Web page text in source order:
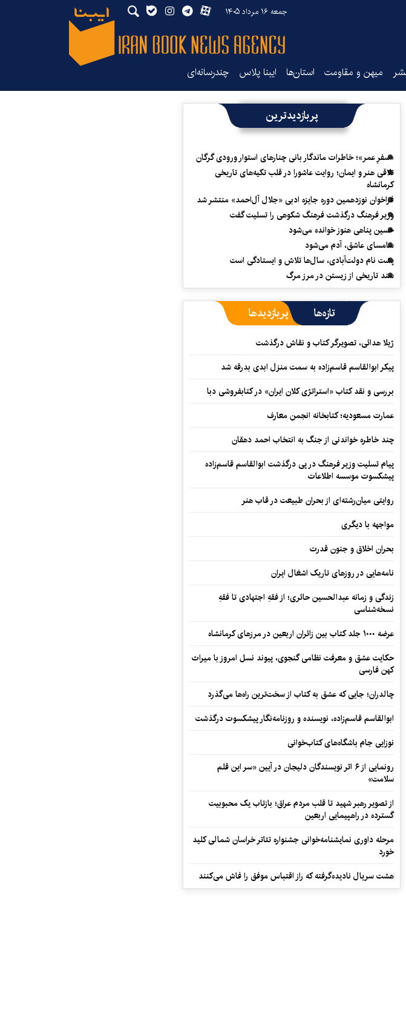
جمعه ۱۶ مرداد ۱۴۰۵
میهن و مقاومت استان‌ها ایبنا پلاس چندرسانه‌ای
پربازدیدترین
«سفرِ عمر»؛ خاطرات ماندگار بانی چنارهای استوار ورودی گرگان
تلاقی هنر و ایمان؛ روایت عاشورا در قلب تکیه‌های تاریخی
کرمانشاه
فراخوان نوزدهمین دوره جایزه ادبی «جلال آل‌احمد» منتشر شد
وزیر فرهنگ درگذشت فرهنگ شکوهی را تسلیت گفت
حسین پناهی هنوز خوانده می‌شود
سامسای عاشق، آدم می‌شود
پشت نام دولت‌آبادی، سال‌ها تلاش و ایستادگی است
سند تاریخی از زیستن در مرز مرگ
تازه‌ها پربازدیدها
ژیلا هدائی، تصویرگر کتاب و نقاش درگذشت
پیکر ابوالقاسم قاسم‌زاده به سمت منزل ابدی بدرقه شد
بررسی و نقد کتاب «استراتژی کلان ایران» در کتابفروشی دبا
عمارت مسعودیه؛ کتابخانه انجمن معارف
چند خاطره خواندنی از جنگ به انتخاب احمد دهقان
پیام تسلیت وزیر فرهنگ در پی درگذشت ابوالقاسم قاسم‌زاده
پیشکسوت موسسه اطلاعات
روایتی میان‌رشته‌ای از بحران طبیعت در قاب هنر
مواجهه با دیگری
بحران اخلاق و جنون قدرت
نامه‌هایی در روزهای تاریک اشغال ایران
زندگی و زمانه عبدالحسین حائری؛ از فقهِ اجتهادی تا فقهِ
نسخه‌شناسی
عرضه ۱۰۰۰ جلد کتاب بین زائران اربعین در مرزهای کرمانشاه
حکایت عشق و معرفت نظامی گنجوی، پیوند نسل امروز با میراث
کهن فارسی
چالدران؛ جایی که عشق به کتاب از سخت‌ترین راه‌ها می‌گذرد
ابوالقاسم قاسم‌زاده، نویسنده و روزنامه‌نگار پیشکسوت درگذشت
نوزایی جام باشگاه‌های کتاب‌خوانی
رونمایی از ۶ اثر نویسندگان دلیجان در آیین «سر این قلم
سلامت»
از تصویر رهبر شهید تا قلب مردم عراق؛ بازتاب یک محبوبیت
گسترده در راهپیمایی اربعین
مرحله داوری نمایشنامه‌خوانی جشنواره تئاتر خراسان شمالی کلید
خورد
هشت سریال نادیده‌گرفته که راز اقتباس موفق را فاش می‌کنند